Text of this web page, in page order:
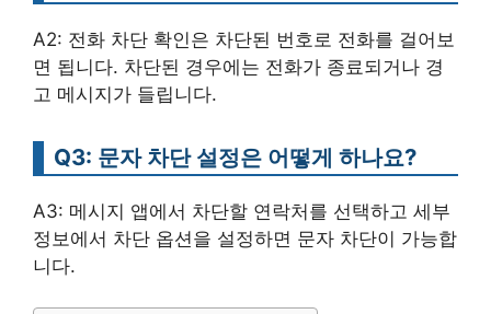
A2: 전화 차단 확인은 차단된 번호로 전화를 걸어보
면 됩니다. 차단된 경우에는 전화가 종료되거나 경
고 메시지가 들립니다.
Q3: 문자 차단 설정은 어떻게 하나요?
A3: 메시지 앱에서 차단할 연락처를 선택하고 세부
정보에서 차단 옵션을 설정하면 문자 차단이 가능합
니다.